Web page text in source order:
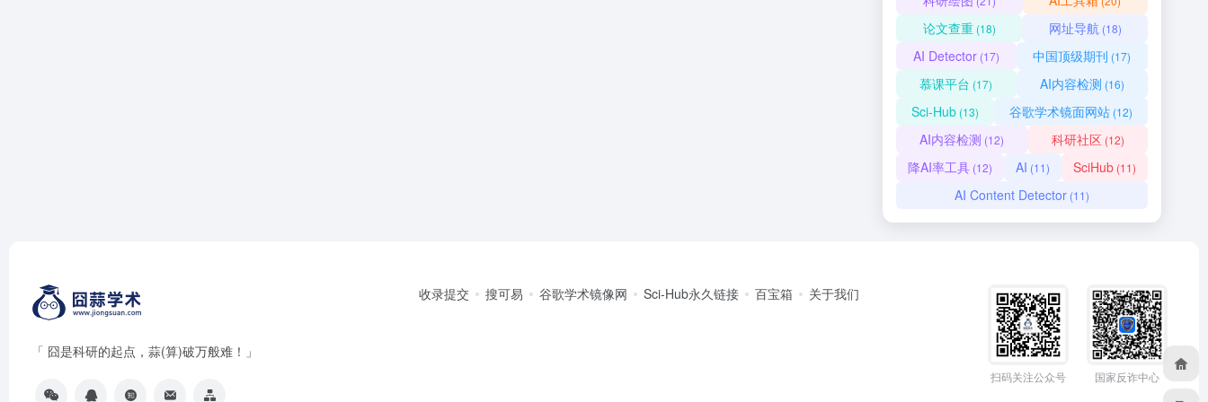
论文查重(18) 网址导航 (18)
AI Detector(17) 中国顶级期刊 (17)
慕课平台 (17) AI内容检测 (16)
Sci-Hub (13) 谷歌学术镜面网站 (12)
AI内容检测 (12) 科研社区(12)
降AI率工具 (12) AI (11) SciHub (11)
AI Content Detector (11)
「 囧是科研的起点，蒜(算)破万般难！」
收录提交 搜可易 谷歌学术镜像网 Sci-Hub永久链接 百宝箱 关于我们
扫码关注公众号 国家反诈中心